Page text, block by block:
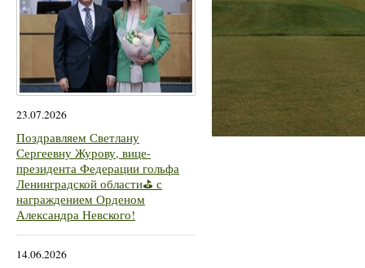
23.07.2026
Поздравляем Светлану
Сергеевну Журову, вице-
президента Федерации гольфа
Ленинградской области⛳ с
награждением Орденом
Александра Невского!
14.06.2026